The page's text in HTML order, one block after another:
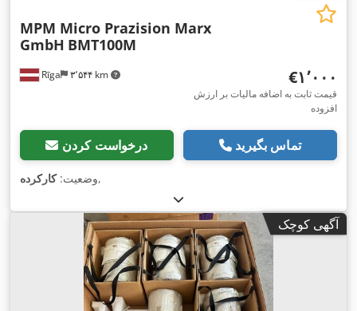
Rīga ۳٬۵۴۴ km
MPM Micro Prazision Marx
GmbH BMT100M
‎€۱٬۰۰۰
قیمت ثابت به اضافه مالیات بر ارزش
افزوده
درخواست کردن تماس بگیرید
وضعیت:کارکرده ,
آگهی کوچک